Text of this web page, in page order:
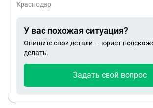
Краснодар
У вас похожая ситуация?
Опишите свои детали — юрист
делать.
Задать свой вопрос